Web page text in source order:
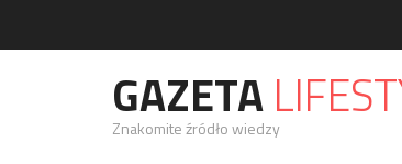
GAZETA
Znakomite źródło wiedzy